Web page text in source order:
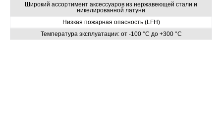
Широкий ассортимент аксессуаров из нержавеющей стали и
никелированной латуни
Низкая пожарная опасность (LFH)
Температура эксплуатации: от -100 °C до +300 °C